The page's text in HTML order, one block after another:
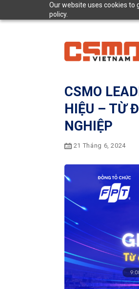
Our website uses cookies to
policy.
to
CSMO
HIỆU – TỪ
NGHIỆP
21 Tháng 6, 2024